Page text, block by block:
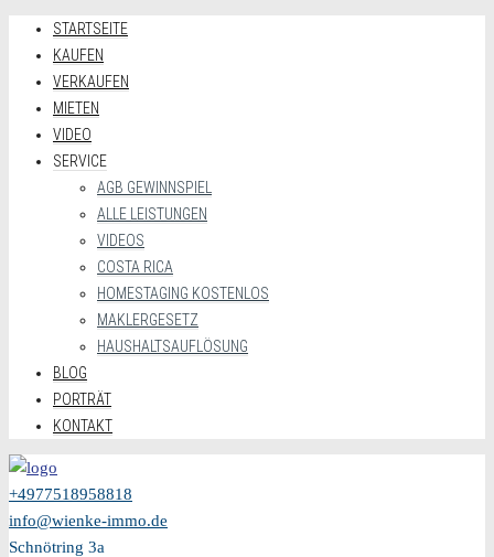
STARTSEITE
KAUFEN
VERKAUFEN
MIETEN
VIDEO
SERVICE
AGB GEWINNSPIEL
ALLE LEISTUNGEN
VIDEOS
COSTA RICA
HOMESTAGING KOSTENLOS
MAKLERGESETZ
HAUSHALTSAUFLÖSUNG
BLOG
PORTRÄT
KONTAKT
+4977518958818
info@wienke-immo.de
Schnötring 3a